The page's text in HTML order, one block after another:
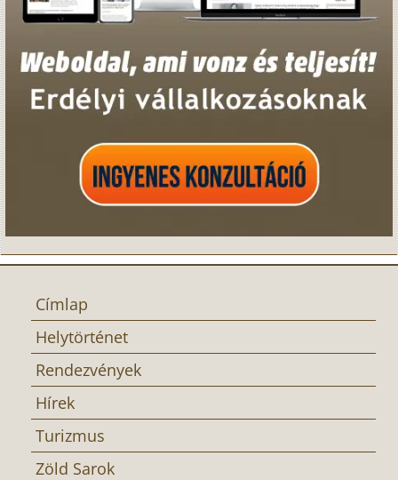
Címlap
Helytörténet
Rendezvények
Hírek
Turizmus
Zöld Sarok